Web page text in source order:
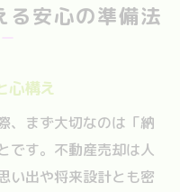
る安心の準備法
心構え
、まず大切なのは「納
です。不動産売却は人
い出や将来設計とも密